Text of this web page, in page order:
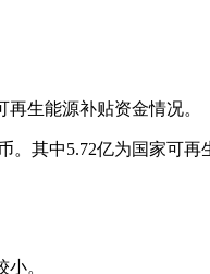
生能源补贴资金情况。
其中5.72亿为国家可再
。